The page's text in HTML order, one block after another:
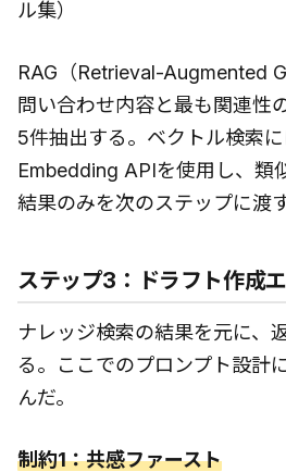
ル集）
RAG（Retrieval-Augmented
問い合わせ内容と最も関連性
5件抽出する。ベクトル検索
Embedding APIを使用し、類
結果のみを次のステップに渡す
ステップ3：ドラフト作成
ナレッジ検索の結果を元に、
る。ここでのプロンプト設計
んだ。
制約1：共感ファースト